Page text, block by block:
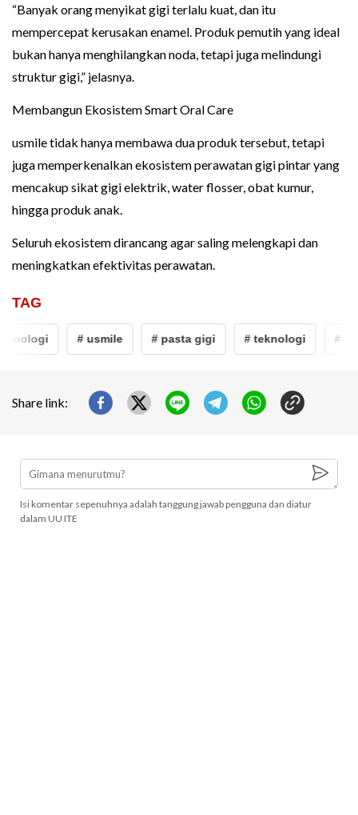
“Banyak orang menyikat gigi terlalu kuat, dan itu
mempercepat kerusakan enamel. Produk pemutih yang ideal
bukan hanya menghilangkan noda, tetapi juga melindungi
struktur gigi,” jelasnya.
Membangun Ekosistem Smart Oral Care
usmile tidak hanya membawa dua produk tersebut, tetapi
juga memperkenalkan ekosistem perawatan gigi pintar yang
mencakup sikat gigi elektrik, water flosser, obat kumur,
hingga produk anak.
Seluruh ekosistem dirancang agar saling melengkapi dan
meningkatkan efektivitas perawatan.
TAG
# usmile # pasta gigi # teknologi #
Share link:
Isi komentar sepenuhnya adalah tanggung jawab pengguna dan diatur
dalam UU ITE